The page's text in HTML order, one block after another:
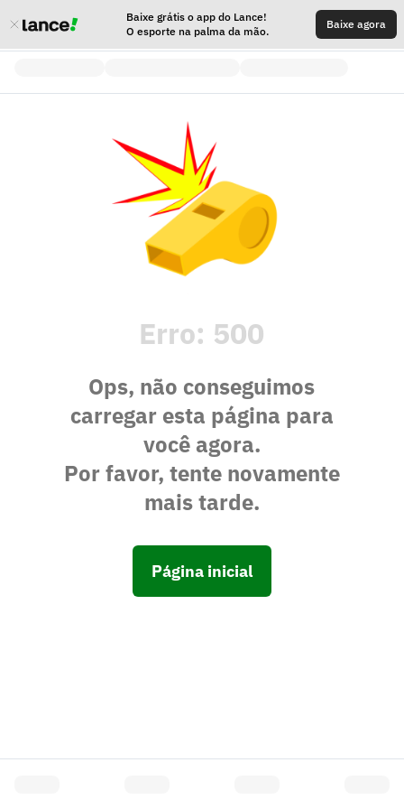
Baixe grátis o app do Lance!
O esporte na palma da mão.
Baixe agora
Erro: 500
Ops, não conseguimos
carregar esta página para
você agora.
Por favor, tente novamente
mais tarde.
Página inicial